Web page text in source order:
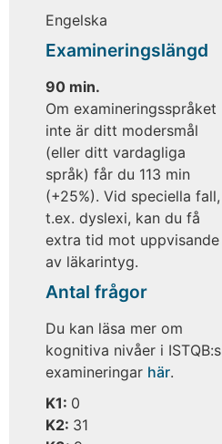
Engelska
Examineringslängd
90 min.
Om examineringsspråket
inte är ditt modersmål
(eller ditt vardagliga
språk) får du 113 min
(+25%). Vid speciella fall,
t.ex. dyslexi, kan du få
extra tid mot uppvisande
av läkarintyg.
Antal frågor
Du kan läsa mer om
kognitiva nivåer i ISTQB:s
examineringar här.
K1: 0
K2: 31